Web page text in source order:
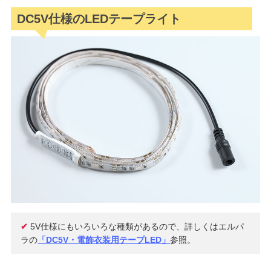
DC5V仕様のLEDテープライト
✔5V仕様にもいろいろな種類があるので、詳しくはエルパ
ラの 「DC5V・電飾衣装用テープLED」参照。